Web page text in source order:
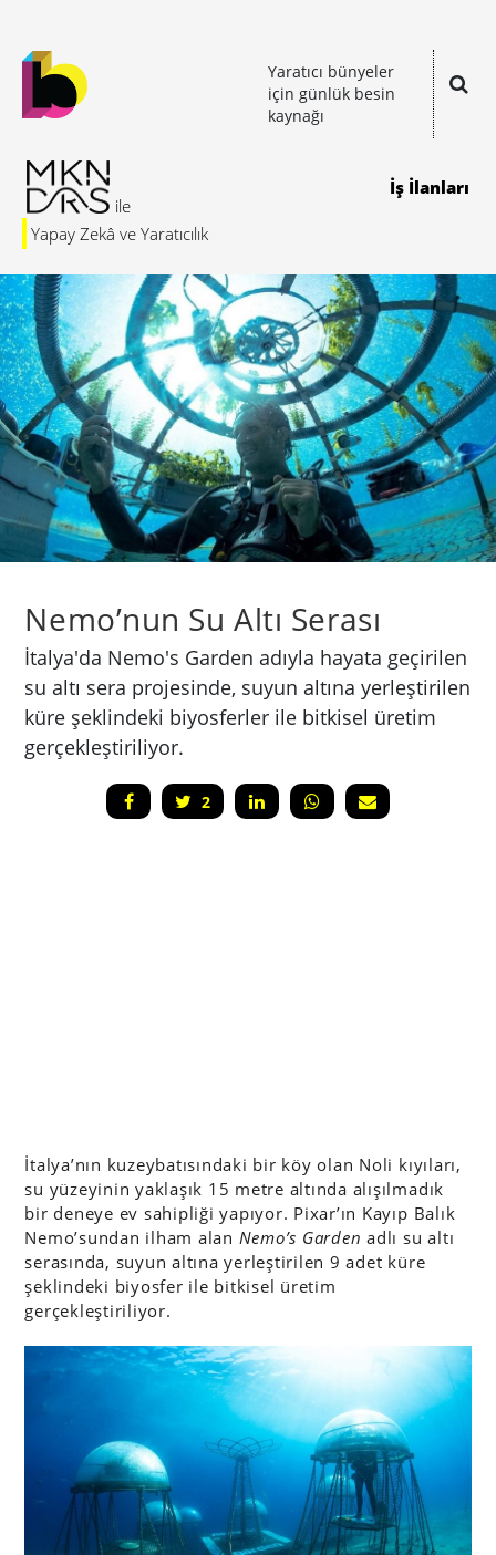
Yaratıcı bünyeler
için günlük besin
kaynağı
Yapay Zekâ ve Yaratıcılık
İş İlanları
Nemo’nun Su Altı Serası
İtalya'da Nemo's Garden adıyla hayata geçirilen
su altı sera projesinde, suyun altına yerleştirilen
küre şeklindeki biyosferler ile bitkisel üretim
gerçekleştiriliyor.
2
İtalya’nın kuzeybatısındaki bir köy olan Noli kıyıları,
su yüzeyinin yaklaşık 15 metre altında alışılmadık
bir deneye ev sahipliği yapıyor. Pixar’ın Kayıp Balık
Nemo’sundan ilham alan Nemo’s Garden adlı su altı
serasında, suyun altına yerleştirilen 9 adet küre
şeklindeki biyosfer ile bitkisel üretim
gerçekleştiriliyor.